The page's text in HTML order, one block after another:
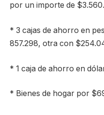
por un importe de
* 3 cajas de ahorro en
857.298, otra con
* 1 caja de ahorro en
* Bienes de hogar por